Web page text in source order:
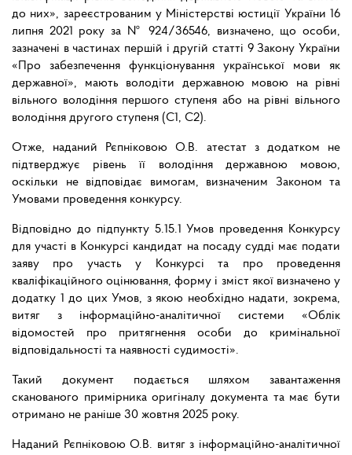
до них», зареєстрованим у Міністерстві юстиції України 16
липня 2021 року за № 924/36546, визначено, що особи,
зазначені в частинах першій і другій статті 9 Закону України
«Про забезпечення функціонування української мови як
державної», мають володіти державною мовою на рівні
вільного володіння першого ступеня або на рівні вільного
володіння другого ступеня (С1, С2).
Отже, наданий Рєпніковою О.В. атестат з додатком не
підтверджує рівень її володіння державною мовою,
оскільки не відповідає вимогам, визначеним Законом та
Умовами проведення конкурсу.
Відповідно до підпункту 5.15.1 Умов проведення Конкурсу
для участі в Конкурсі кандидат на посаду судді має подати
заяву про участь у Конкурсі та про проведення
кваліфікаційного оцінювання, форму і зміст якої визначено у
додатку 1 до цих Умов, з якою необхідно надати, зокрема,
витяг з інформаційно-аналітичної системи «Облік
відомостей про притягнення особи до кримінальної
відповідальності та наявності судимості».
Такий документ подається шляхом завантаження
сканованого примірника оригіналу документа та має бути
отримано не раніше 30 жовтня 2025 року.
Наданий Рєпніковою О.В. витяг з інформаційно-аналітичної